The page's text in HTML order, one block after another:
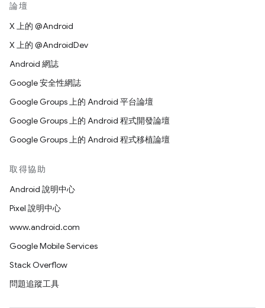
論壇
X 上的 @Android
X 上的 @AndroidDev
Android 網誌
Google 安全性網誌
Google Groups 上的 Android 平台論壇
Google Groups 上的 Android 程式開發論壇
Google Groups 上的 Android 程式移植論壇
取得協助
Android 說明中心
Pixel 說明中心
www.android.com
Google Mobile Services
Stack Overflow
問題追蹤工具